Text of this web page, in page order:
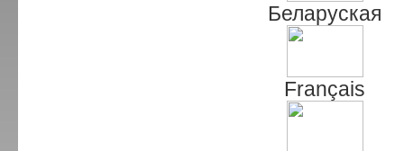
Беларуская
Français